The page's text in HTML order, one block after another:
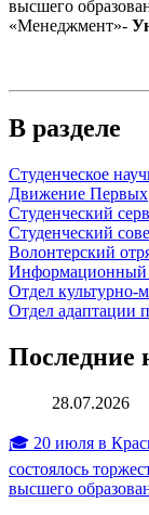
высшего
«Менеджмент»-
В разделе
Студенческое
Движение Первых
Студенческий
Студенческий
Волонтерский
Информационный
Отдел культурно-
Отдел адаптации
Последние
28.07.2026
🎓 20 июля в
состоялось
высшего